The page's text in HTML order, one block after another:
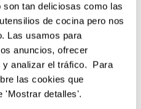
tan deliciosas como las
de cocina pero nos
Las usamos para
anuncios, ofrecer
y analizar el tráfico. Para
las cookies que
'Mostrar detalles'.
39,54 € 65,90 €
sin stock
Molde Charlotte Cake
Pan de Nordic Ware